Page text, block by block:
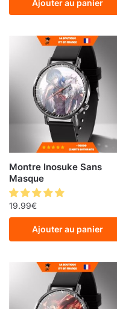
Ajouter au panier
Montre Inosuke Sans
Masque
19.99€
Ajouter au panier